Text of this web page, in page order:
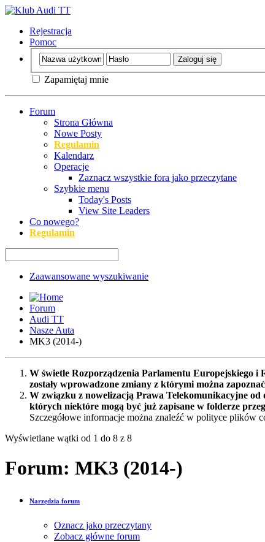
Rejestracja
Pomoc
Zapamiętaj mnie
Forum
Strona Główna
Nowe Posty
Regulamin
Kalendarz
Operacje
Zaznacz wszystkie fora jako przeczytane
Szybkie menu
Today's Posts
View Site Leaders
Co nowego?
Regulamin
Zaawansowane wyszukiwanie
Forum
Audi TT
Nasze Auta
MK3 (2014-)
W świetle Rozporządzenia Parlamentu Europejskiego i
zostały wprowadzone zmiany z którymi można
W związku z nowelizacją Prawa Telekomunikacyjne
których niektóre mogą być już zapisane w folderze
Szczegółowe informacje można znaleźć w polityce plików
Wyświetlane wątki od 1 do 8 z 8
Forum: MK3 (2014-)
Narzędzia forum
Oznacz jako przeczytany
Zobacz główne forum